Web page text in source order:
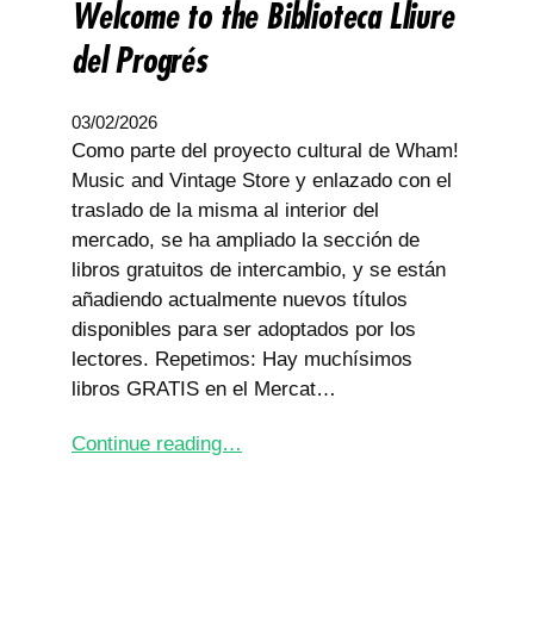
Welcome to the Biblioteca Lliure
del Progrés
03/02/2026
Como parte del proyecto cultural de Wham!
Music and Vintage Store y enlazado con el
traslado de la misma al interior del
mercado, se ha ampliado la sección de
libros gratuitos de intercambio, y se están
añadiendo actualmente nuevos títulos
disponibles para ser adoptados por los
lectores. Repetimos: Hay muchísimos
libros GRATIS en el Mercat…
Continue reading…